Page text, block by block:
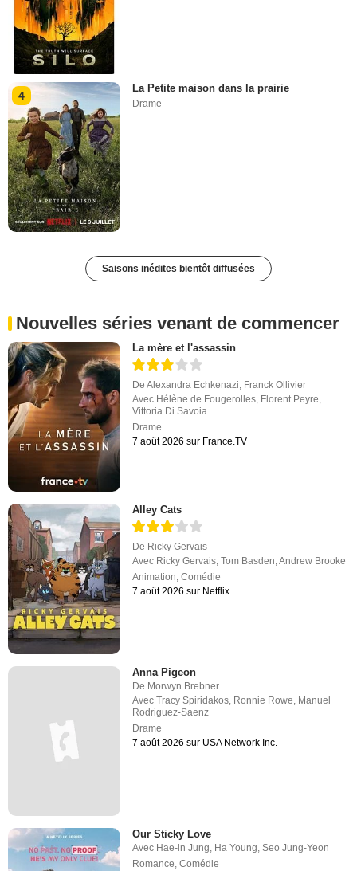
4
La Petite maison dans la prairie
Drame
Saisons inédites bientôt diffusées
Nouvelles séries venant de commencer
La mère et l'assassin
DeAlexandra Echkenazi, Franck Ollivier
Avec Hélène de Fougerolles, Florent Peyre,
Vittoria Di Savoia
Drame
7 août 2026 sur France.TV
Alley Cats
De Ricky Gervais
Avec Ricky Gervais,Tom Basden,Andrew Brooke
Animation,Comédie
7 août 2026 sur Netflix
Anna Pigeon
De Morwyn Brebner
AvecTracy Spiridakos Ronnie Rowe Manuel
Rodriguez-Saenz
Drame
7 août 2026 sur USA Network Inc.
Our Sticky Love
Avec Hae-in Jung, Ha Young,Seo Jung-Yeon
Romance,Comédie